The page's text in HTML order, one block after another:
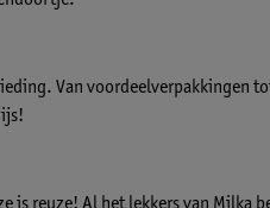
Van voordeelverpakkingen
is reuze! Al het lekkers van